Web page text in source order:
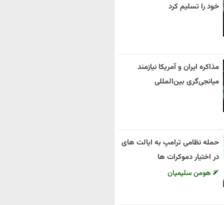
خود را تسلیم کرد
مذاکره ایران و آمریکا نیازمند
میانجی‌گری بین‌المللی
حمله نظامی ترامپ به ایالت های
در اختیار دموکرات ها
هومن سلیمیان